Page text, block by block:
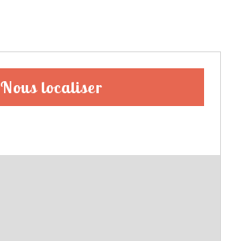
Nous localiser